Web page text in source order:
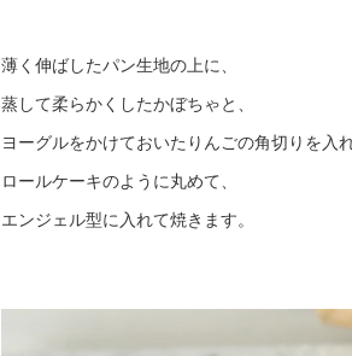
薄く伸ばしたパン生地の上に、
蒸して柔らかくしたかぼちゃと、
ヨーグルをかけておいたりんごの角切りを入れ
ロールケーキのように丸めて、
エンジェル型に入れて焼きます。